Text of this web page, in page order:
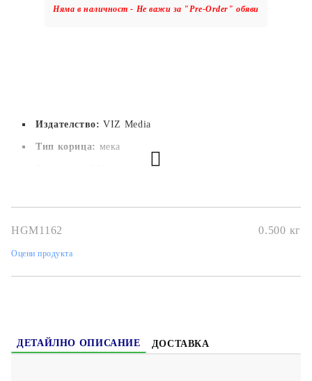
Няма в наличност - Не важи за "Pre-Order" обяви
Издателство: VIZ Media
Тип корица: мека
Дата на издаване:
Жанр:Drama, Shounen, Supernatural, Psychological
HGM1162 0.500 кг
Оцени продукта
ДЕТАЙЛНО ОПИСАНИЕ ДОСТАВКА